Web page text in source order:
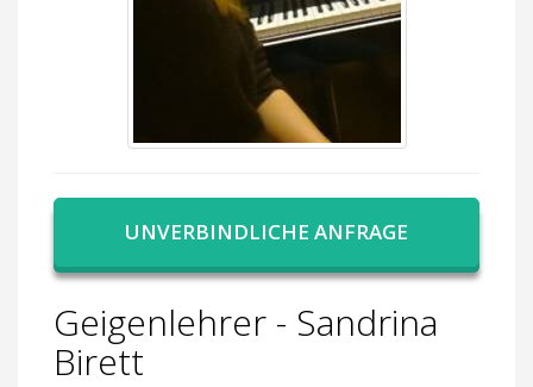
UNVERBINDLICHE ANFRAGE
Geigenlehrer - Sandrina
Birett